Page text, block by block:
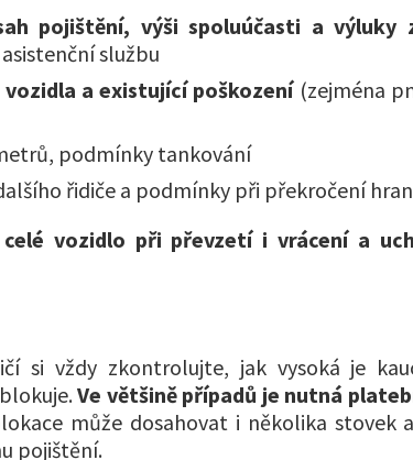
pojištění, výši spoluúčasti a výluky
službu
a existující poškození(zejména
podmínky tankování
řidiče a podmínky při překročení
vozidlo při převzetí i vrácení a
si vždy zkontrolujte, jak vysoká je
Ve většině případů je nutná
může dosahovat i několika stovek
pojištění.